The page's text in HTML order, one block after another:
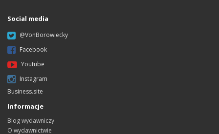
Social media
@VonBorowiecky
Facebook
Youtube
Instagram
Business.site
Informacje
Blog wydawniczy
O wydawnictwie